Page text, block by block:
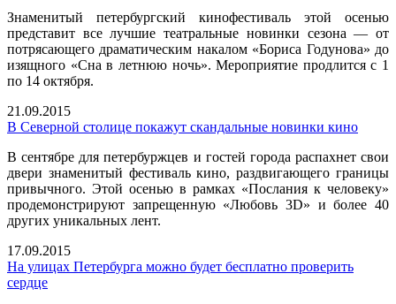
Знаменитый петербургский кинофестиваль этой осенью
представит все лучшие театральные новинки сезона — от
потрясающего драматическим накалом «Бориса Годунова» до
изящного «Сна в летнюю ночь». Мероприятие продлится с 1
по 14 октября.
21.09.2015
В Северной столице покажут скандальные новинки кино
В сентябре для петербуржцев и гостей города распахнет свои
двери знаменитый фестиваль кино, раздвигающего границы
привычного. Этой осенью в рамках «Послания к человеку»
продемонстрируют запрещенную «Любовь 3D» и более 40
других уникальных лент.
17.09.2015
На улицах Петербурга можно будет бесплатно проверить
сердце